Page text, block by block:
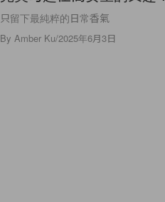
只留下最純粹的日常香氣
By Amber Ku/2025年6月3日